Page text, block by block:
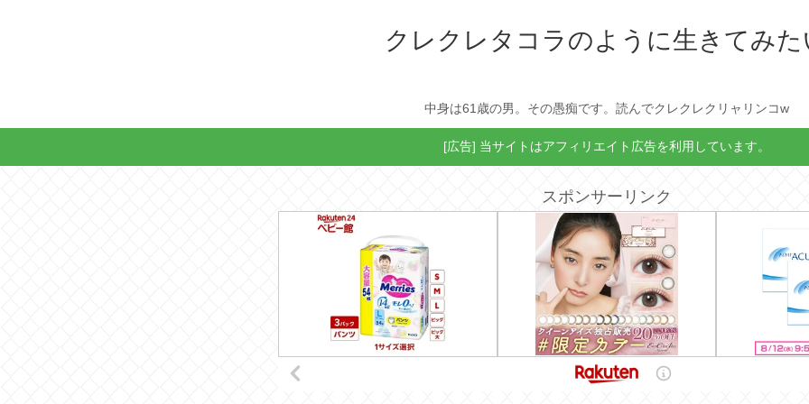
クレクレタコラのように生きてみた
中身は61歳の男。その愚痴です。読んでクレクレクリャリンコw
[広告] 当サイトはアフィリエイト広告を利用しています。
スポンサーリンク